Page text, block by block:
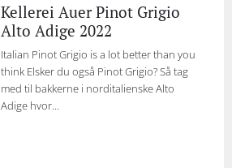
Kellerei Auer Pinot Grigio
Alto Adige 2022
Italian Pinot Grigio is a lot better than you
think Elsker du også Pinot Grigio? Så tag
med til bakkerne i norditalienske Alto
Adige hvor...